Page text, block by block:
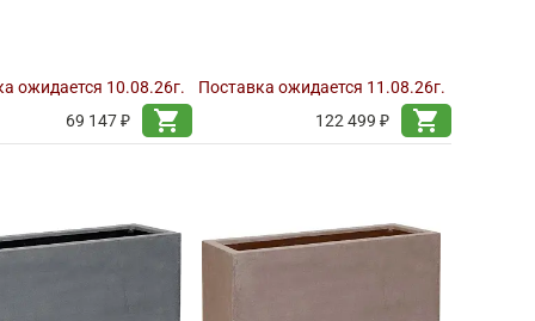
ожидается 10.08.26г.
69 147 ₽
shopping_cart
Поставка ожидается 11.08.26г.
122 499 ₽
shopping_cart